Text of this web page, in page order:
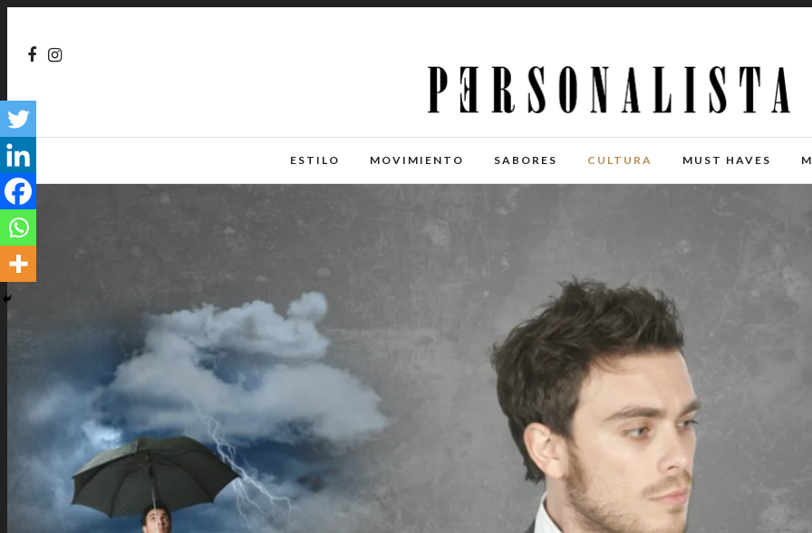
ESTILO MOVIMIENTO SABORES CULTURA MUST HAVES